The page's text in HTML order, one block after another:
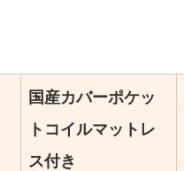
国産カバーポケッ
トコイルマットレ
ス付き